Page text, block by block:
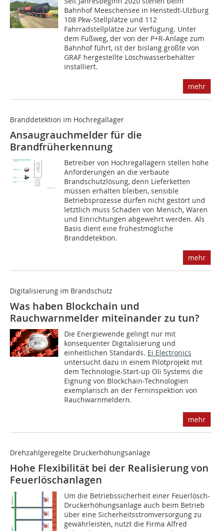
Bahnhof Meeschensee in Henstedt-Ulzburg
108 Pkw-Stellplätze und 112
Fahrradstellplätze zur Verfügung. Unter
dem Fußweg, der von der P+R-Anlage zum
Bahnhof führt, ist der bislang größte von
GRAF hergestellte Löschwasserbehälter
installiert.
mehr
Branddetektion im Hochregallager
Ansaugrauchmelder für die
Brandfrüherkennung
Betreiber von Hochregallagern stellen hohe
Anforderungen an die verbaute
Brandschutzlösung, denn Lieferketten
müssen erhal­ten bleiben, sensible
Betriebsprozesse dürfen nicht gestört und
letztlich muss Schaden von Mensch, Waren
und Einrichtungen abgewehrt werden. Als
Basis dient eine frühestmögliche
Branddetektion.
mehr
Digitalisierung im Brandschutz
Was haben Blockchain und
Rauchwarnmelder miteinander zu tun?
Die Energiewende gelingt nur mit
konsequenter Digitalisierung und
einheitlichen Standards. Ei Electronics
untersucht dazu in einem Pilotprojekt mit
dem Technologie-Start-up Oli Systems die
Eignung von Blockchain-Technologien
exemplarisch an der Ferninspektion von
Rauchwarnmeldern.
mehr
Drehzahlgeregelte Druckerhöhungsanlage
Hohe Flexibilität bei der Realisierung von
Feuerlöschanlagen
Um die Betriebssicherheit einer Feuerlösch-
Druckerhöhungsanlage auch beim Betrieb
über eine Sicherheitsstromversorgung zu
gewährleisten, nutzt die Firma Alfred